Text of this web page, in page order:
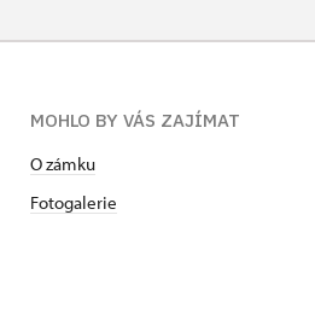
MOHLO BY VÁS ZAJÍMAT
O zámku
Fotogalerie